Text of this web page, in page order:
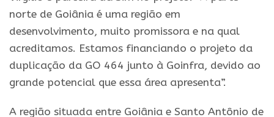
norte de Goiânia é uma região em
desenvolvimento, muito promissora e na qual
acreditamos. Estamos financiando o projeto da
duplicação da GO 464 junto à Goinfra, devido ao
grande potencial que essa área apresenta”.
A região situada entre Goiânia e Santo Antônio de